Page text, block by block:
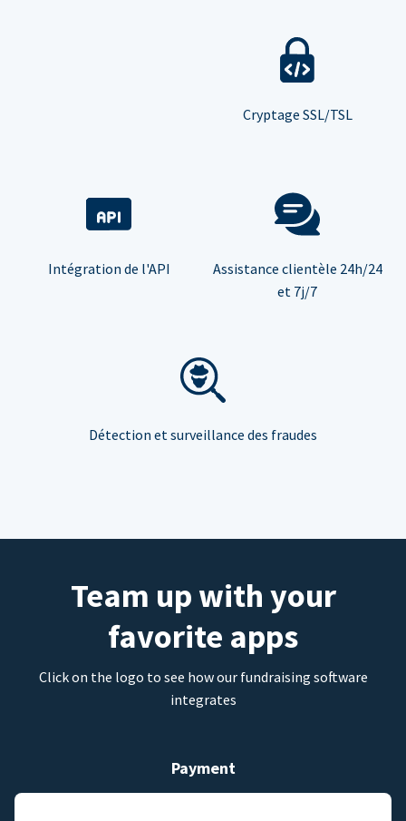
Cryptage SSL/TSL
Intégration de l'API
Assistance clientèle 24h/24
et 7j/7
Détection et surveillance des fraudes
Team up with your
favorite apps
Click on the logo to see how our fundraising software
integrates
Payment